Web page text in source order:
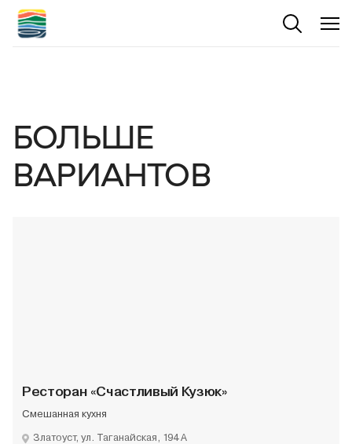
БОЛЬШЕ
ВАРИАНТОВ
Ресторан «Счастливый Кузюк»
Смешанная кухня
Златоуст, ул. Таганайская, 194 А